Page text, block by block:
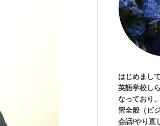
はじめまし
英語学校し
なっており
習全般（ビ
会話/やり直